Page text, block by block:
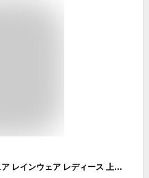
FILA GOLF フィラゴルフ ゴルフウェア レインウェア レディース 上下 セット レインスーツ カッパ 雨合羽 雨具 耐水圧10000mm 透湿 収納袋付き カジュアル シンプル おしゃれ ブランド ロゴ 大きいサイズ スポーツ アウトドア ギフト 梅雨 outfit 敬老の日 プレゼント